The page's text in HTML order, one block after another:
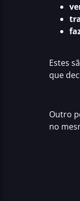
Estes
que
Outro
no